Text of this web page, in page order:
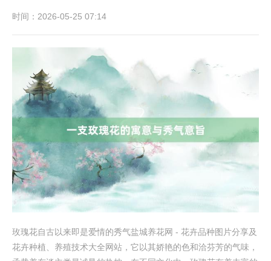
时间：2026-05-25 07:14
玫瑰花自古以来即是爱情的秀气盐城养花网 - 花卉品种图片分享及
花卉种植、养殖技术大全网站，它以其娇艳的色和洽芬芳的气味，